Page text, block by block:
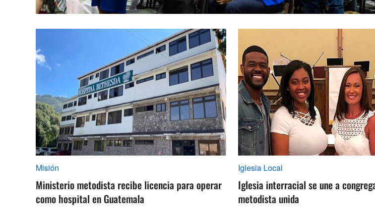
Misión
Ministerio metodista recibe licencia para operar
como hospital en Guatemala
Iglesia Local
Iglesia interracial se une a
metodista unida